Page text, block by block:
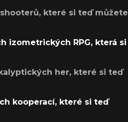
které si teď můžete
izometrických RPG, která si
her, které si teď
kooperací, které si teď